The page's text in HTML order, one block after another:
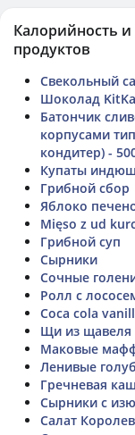
Калорийность
продуктов
Свекольный
Шоколад
Батончик
корпусами
кондитер) -
Купаты
Грибной сбор
Яблоко
Mięso z ud
Грибной суп
Сырники
Сочные
Ролл с
Coca cola
Щи из щавеля
Маковые
Ленивые
Гречневая
Сырники с
Салат